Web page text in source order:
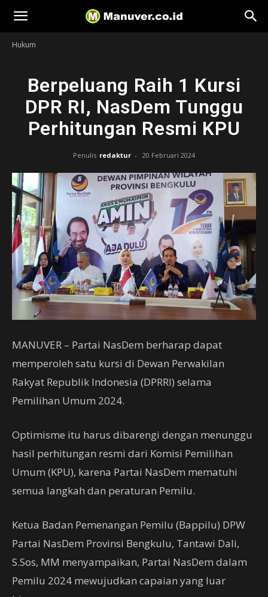
Manuver
Hukum
Berpeluang Raih 1 Kursi
DPR RI, NasDem Tunggu
Perhitungan Resmi KPU
Penulis redaktur - 20 Februari 2024
MANUVER – Partai NasDem berharap dapat
memperoleh satu kursi di Dewan Perwakilan
Rakyat Republik Indonesia (DPRRI) selama
Pemilihan Umum 2024.
Optimisme itu harus dibarengi dengan menunggu
hasil perhitungan resmi dari Komisi Pemilihan
Umum (KPU), karena Partai NasDem mematuhi
semua langkah dan peraturan Pemilu.
Ketua Badan Pemenangan Pemilu (Bappilu) DPW
Partai NasDem Provinsi Bengkulu, Tantawi Dali,
S.Sos, MM menyampaikan, Partai NasDem dalam
Pemilu 2024 mewujudkan capaian yang luar